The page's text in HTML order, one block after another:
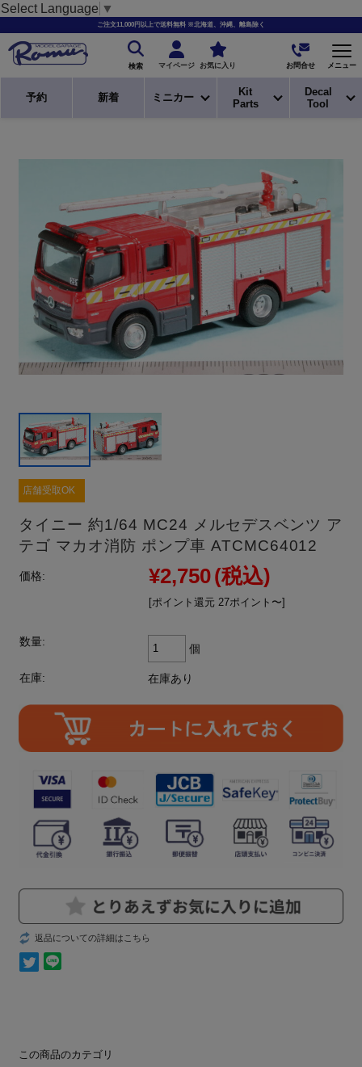
Select Language ▼
ご注文11,000円以上で送料無料 ※北海道、沖縄、離島除く
検索 マイページ お気に入り お問合せ メニュー
予約 新着 ミニカー
Kit
Parts
Decal
Tool
店舗受取OK
タイニー 約1/64 MC24 メルセデスベンツ ア
テゴ マカオ消防 ポンプ車 ATCMC64012
価格: ¥2,750(税込)
[ポイント還元 27ポイント〜]
数量:
個
在庫: 在庫あり
返品についての詳細はこちら
この商品のカテゴリ